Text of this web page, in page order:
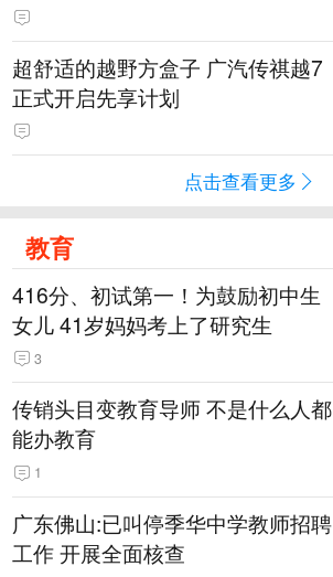
超舒适的越野方盒子 广汽传祺越7
正式开启先享计划
点击查看更多
教育
416分、初试第一！为鼓励初中生
女儿 41岁妈妈考上了研究生
3
传销头目变教育导师 不是什么人都
能办教育
1
广东佛山:已叫停季华中学教师招聘
工作 开展全面核查